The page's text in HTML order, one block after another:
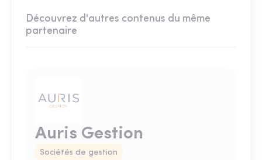
Découvrez d'autres contenus du même
partenaire
Auris Gestion
Sociétés de gestion